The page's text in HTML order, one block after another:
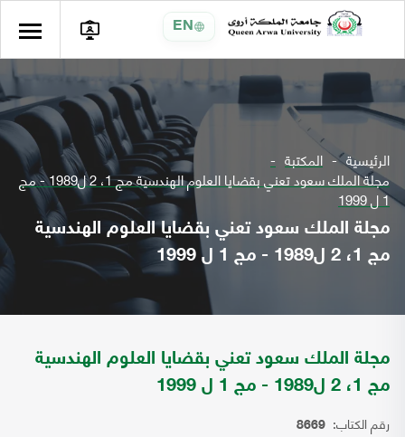
EN
الرئيسية المكتبة
مجلة الملك سعود تعني بقضايا العلوم الهندسية مج 1، 2 ل1989 - مج
1 ل 1999
مجلة الملك سعود تعني بقضايا العلوم الهندسية
مج 1، 2 ل1989 - مج 1 ل 1999
مجلة الملك سعود تعني بقضايا العلوم الهندسية
مج 1، 2 ل1989 - مج 1 ل 1999
رقم الكتاب: 8669